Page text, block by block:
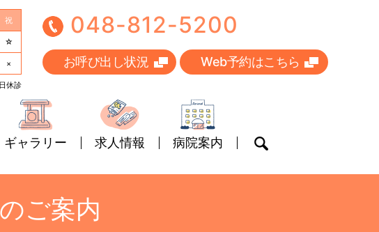
048-812-5200
お呼び出し状況 Web予約はこちら
祝
☆
×
休診
ギャラリー 求人情報 病院案内
ご案内